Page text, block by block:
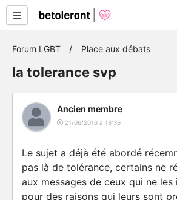
Forum LGBT Place aux débats
la tolerance svp
Ancien membre
21/06/2016 à 18:36
Le sujet a déjà été abordé
pas là de tolérance, certains ne
aux messages de ceux qui ne les
pour des raisons qui leurs sont